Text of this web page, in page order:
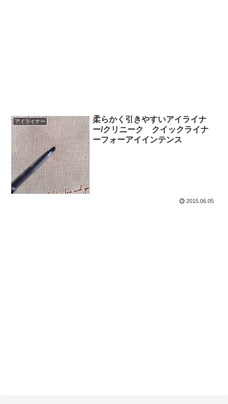
アイライナー
柔らかく引きやすいアイライナ
ー/クリニーク クイックライナ
ーフォーアイインテンス
2015.06.05